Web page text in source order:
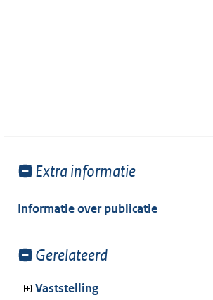
Toon
van:
Extra informatie
Informatie over publicatie
Toon
van:
Gerelateerd
Vaststelling